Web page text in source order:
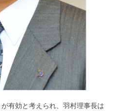
有効と考えられ、羽村理事長は